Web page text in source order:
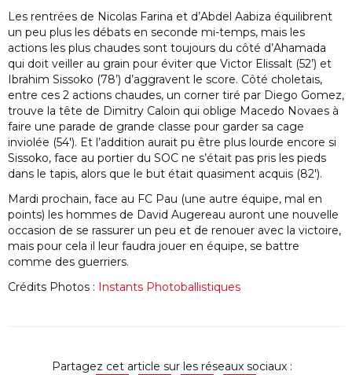
Les rentrées de Nicolas Farina et d’Abdel Aabiza équilibrent
un peu plus les débats en seconde mi-temps, mais les
actions les plus chaudes sont toujours du côté d’Ahamada
qui doit veiller au grain pour éviter que Victor Elissalt (52’) et
Ibrahim Sissoko (78’) d’aggravent le score. Côté choletais,
entre ces 2 actions chaudes, un corner tiré par Diego Gomez,
trouve la tête de Dimitry Caloin qui oblige Macedo Novaes à
faire une parade de grande classe pour garder sa cage
inviolée (54′). Et l’addition aurait pu être plus lourde encore si
Sissoko, face au portier du SOC ne s’était pas pris les pieds
dans le tapis, alors que le but était quasiment acquis (82′).
Mardi prochain, face au FC Pau (une autre équipe, mal en
points) les hommes de David Augereau auront une nouvelle
occasion de se rassurer un peu et de renouer avec la victoire,
mais pour cela il leur faudra jouer en équipe, se battre
comme des guerriers.
Crédits Photos : Instants Photoballistiques